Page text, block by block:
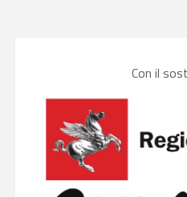
Con il